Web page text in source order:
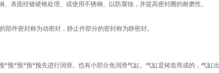
表面经镀硬铬处理、或使用不锈钢、以防腐蚀，并提高密封圈的耐磨性。
部件密封称为动密封，静止件部分的密封称为静密封。
*预*预*预*预先进行润滑。也有小部分免润滑气缸。气缸是铸造而成的，气缸出